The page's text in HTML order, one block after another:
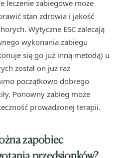
leczenie zabiegowe może
stan zdrowia i jakość
Wytyczne ESC zalecają
wykonania zabiegu
się go już inną metodą) u
został on już raz
początkowo dobrego
Ponowny zabieg może
prowadzonej terapii.
zapobiec
przedsionków?